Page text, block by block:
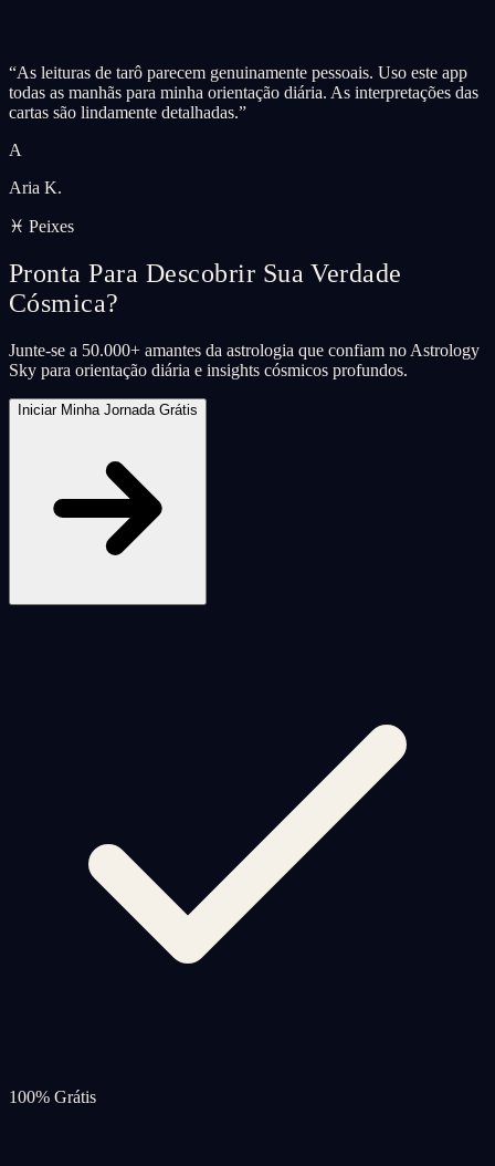
“As leituras de tarô parecem genuinamente pessoais. Uso este app
todas as manhãs para minha orientação diária. As interpretações das
cartas são lindamente detalhadas.”
A
Aria K.
♓ Peixes
Pronta Para Descobrir Sua Verdade
Cósmica?
Junte-se a 50.000+ amantes da astrologia que confiam no Astrology
Sky para orientação diária e insights cósmicos profundos.
Iniciar Minha Jornada Grátis
100% Grátis